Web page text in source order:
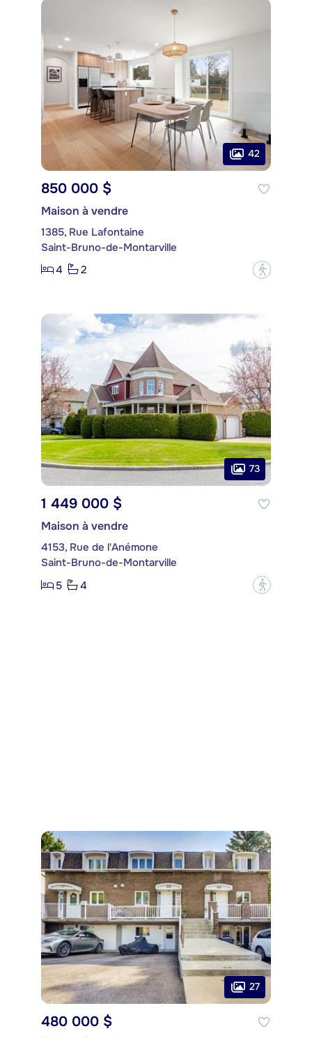
42
850 000 $
Maison à vendre
1385, Rue Lafontaine
Saint-Bruno-de-Montarville
4
2 ?
73
1 449 000 $
Maison à vendre
4153, Rue de l'Anémone
Saint-Bruno-de-Montarville
5
4 ?
27
480 000 $